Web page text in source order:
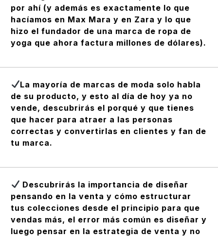
por ahí (y además es exactamente lo que
hacíamos en Max Mara y en Zara y lo que
hizo el fundador de una marca de ropa de
yoga que ahora factura millones de dólares).
La mayoría de marcas de moda solo habla
de su producto, y esto al día de hoy ya no
vende, descubrirás el porqué y que tienes
que hacer para atraer a las personas
correctas y convertirlas en clientes y fan de
tu marca.
Descubrirás la importancia de diseñar
pensando en la venta y cómo estructurar
tus colecciones desde el principio para que
vendas más, el error más común es diseñar y
luego pensar en la estrategia de venta y no